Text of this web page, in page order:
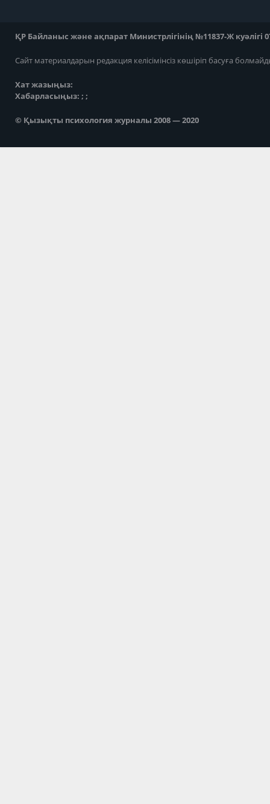
ҚР Байланыс және ақпарат Министрлігінің №11837-Ж куәлігі
Сайт материалдарын редакция келісімінсіз көшіріп басуға
Хат жазыңыз:
Хабарласыңыз: ; ;
© Қызықты психология журналы 2008 — 2020